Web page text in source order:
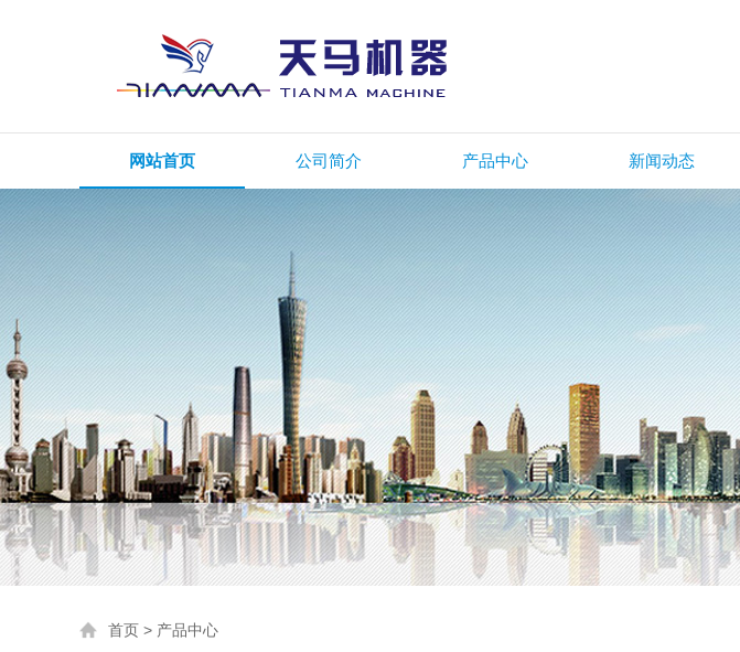
网站首页 公司简介 产品中心 新闻动态
首页 > 产品中心